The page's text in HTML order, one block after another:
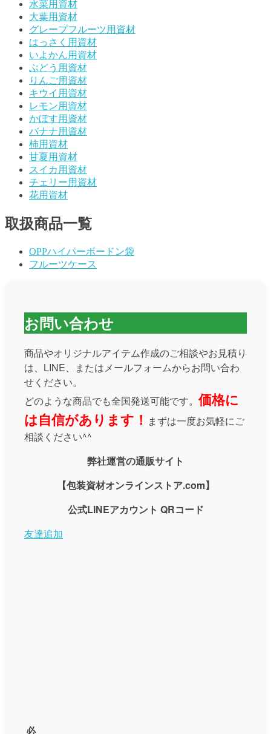
水菜用資材
大葉用資材
グレープフルーツ用資材
はっさく用資材
いよかん用資材
ぶどう用資材
りんご用資材
キウイ用資材
レモン用資材
かぼす用資材
バナナ用資材
柿用資材
甘夏用資材
スイカ用資材
チェリー用資材
花用資材
取扱商品一覧
OPPハイパーボードン袋
フルーツケース
お問い合わせ
商品やオリジナルアイテム作成のご相談やお見積り
は、LINE、またはメールフォームからお問い合わ
せください。
どのような商品でも全国発送可能です。 価格に
は自信があります！ まずは一度お気軽にご
相談ください^^
弊社運営の通販サイト
【包装資材オンラインストア.com】
公式LINEアカウント QRコード
友達追加
必